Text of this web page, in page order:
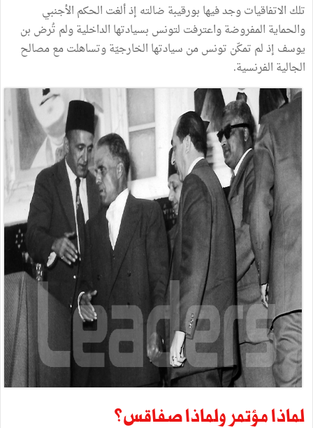
تلك الاتفاقياتوجدفيها بورقيبة ضالته إذألغت الحكم الأجنبي
والحماية المفروضةواعترفت لتونس بسيادتها الداخليةولم تُرض بن
يوسف إذلم تمكّن تونسمن سيادتها الخارجيّةوتساهلتمعمصالح
الجالية الفرنسية.
لماذا مؤتمر ولماذاصفاقس؟